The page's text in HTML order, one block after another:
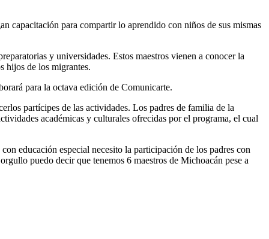
capacitación para compartir lo aprendido con niños de sus mismas
y universidades. Estos maestros vienen a conocer la
hijos de los migrantes.
para la octava edición de Comunicarte.
partícipes de las actividades. Los padres de familia de la
académicas y culturales ofrecidas por el programa, el cual
educación especial necesito la participación de los padres con
puedo decir que tenemos 6 maestros de Michoacán pese a